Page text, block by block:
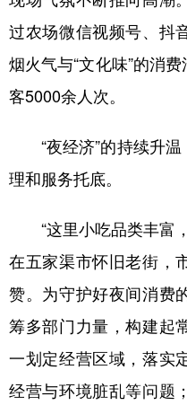
过农场微信视频号、抖
烟火气与“文化味”的消
客5000余人次。
“夜经济”的持续升温
理和服务托底。
“这里小吃品类丰富，
在五家渠市怀旧老街，
赞。为守护好夜间消费
筹多部门力量，构建起
一划定经营区域，落实
经营与环境脏乱等问题